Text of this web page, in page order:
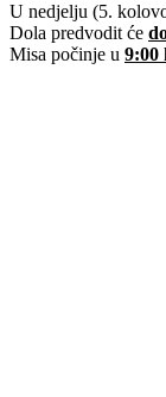
U nedjelju (5.
Dola predvodit će
Misa počinje u 9:00